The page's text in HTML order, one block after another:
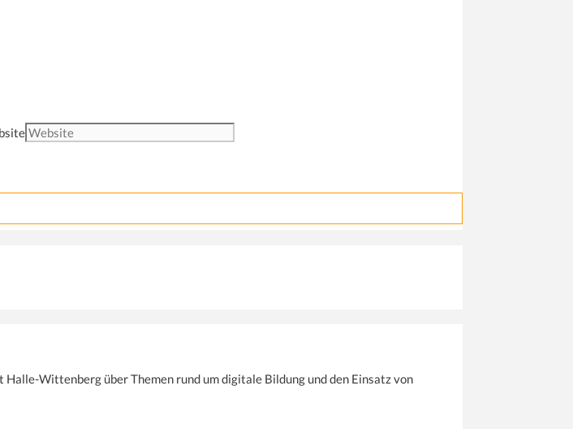
Wittenberg über Themen rund um digitale Bildung und den Einsatz von